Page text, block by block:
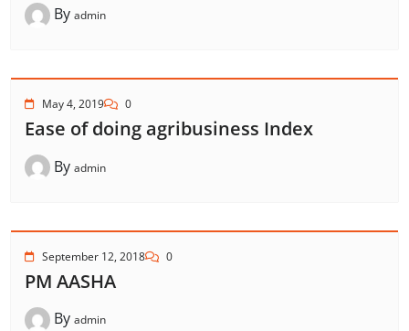
By admin
May 4, 2019 0
Ease of doing agribusiness Index
By admin
September 12, 2018 0
PM AASHA
By admin